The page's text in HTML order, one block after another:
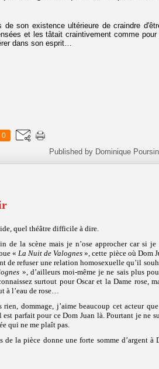
de son existence ultérieure de craindre
et les tâtait craintivement comme pour
dans son esprit…
0
Published by Dominique Poursin
quel théâtre difficile à dire.
de la scène mais je n’ose approcher car si
« La Nuit de Valognes », cette pièce où Dom
de refuser une relation homosexuelle qu’il
», d’ailleurs moi-même je ne sais plus
surtout pour Oscar et la Dame rose,
à l’eau de rose…
rien, dommage, j’aime beaucoup cet acteur
parfait pour ce Dom Juan là. Pourtant je ne
qui ne me plaît pas.
de la pièce donne une forte somme d’argent à